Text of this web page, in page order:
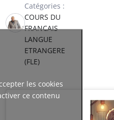
Catégories :
COURS DU
FRANCAIS
LANGUE
ETRANGERE
(FLE)
les cookies
ce contenu